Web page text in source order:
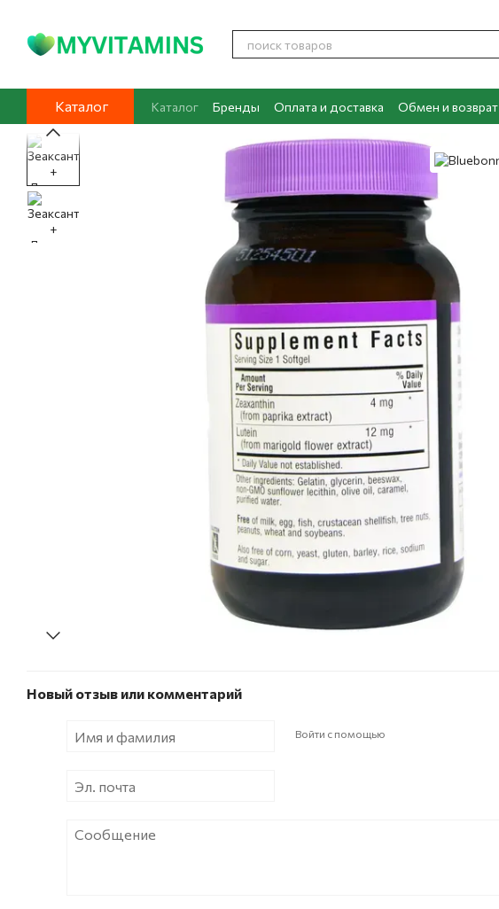
Каталог Каталог Бренды Оплата и доставка Обмен и возврат
Контакты
О нас Блог
Новый отзыв или комментарий
Войти с помощью